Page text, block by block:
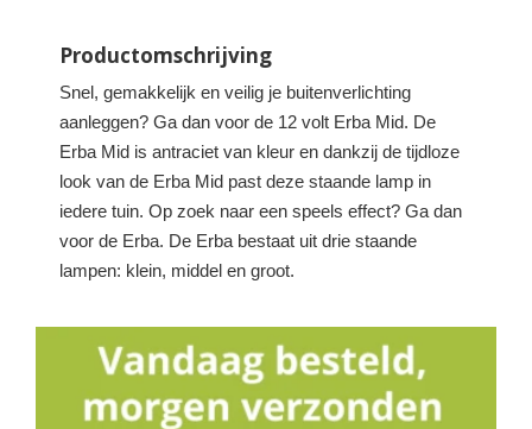
Productomschrijving
Snel, gemakkelijk en veilig je buitenverlichting
aanleggen? Ga dan voor de 12 volt Erba Mid. De
Erba Mid is antraciet van kleur en dankzij de tijdloze
look van de Erba Mid past deze staande lamp in
iedere tuin. Op zoek naar een speels effect? Ga dan
voor de Erba. De Erba bestaat uit drie staande
lampen: klein, middel en groot.